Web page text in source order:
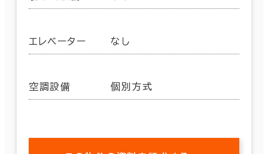
エレベーター なし
空調設備 個別方式